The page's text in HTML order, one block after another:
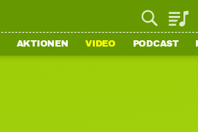
AKTIONEN VIDEO PODCAST